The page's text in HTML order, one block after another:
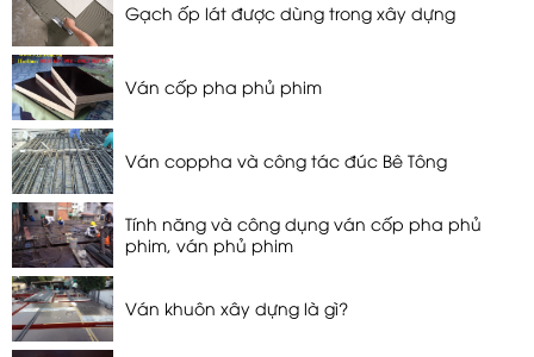
Gạch ốp lát được dùng trong xây dựng
Ván cốp pha phủ phim
Ván coppha và công tác đúc Bê Tông
Tính năng và công dụng ván cốp pha phủ
phim, ván phủ phim
Ván khuôn xây dựng là gì?